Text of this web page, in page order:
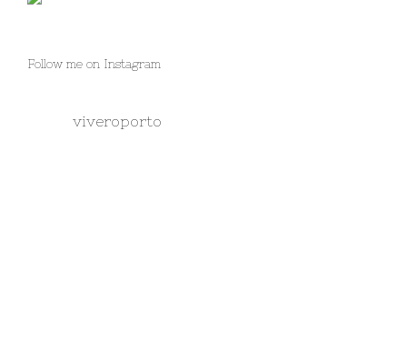
Follow me on Instagram
viveroporto